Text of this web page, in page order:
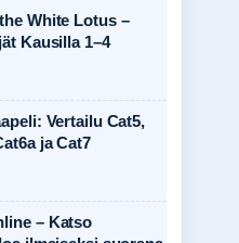
White Lotus –
Kausilla 1–4
Vertailu Cat5,
ja Cat7
– Katso